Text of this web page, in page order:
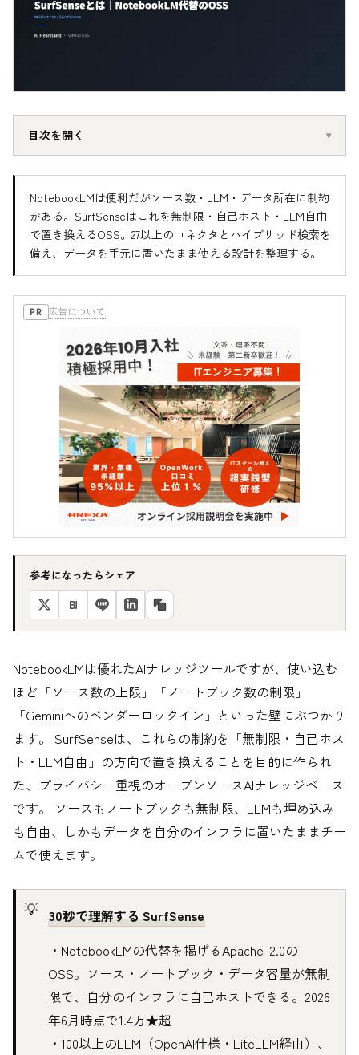
目次を開く
NotebookLMは便利だがソース数・LLM・データ所在に制約
がある。SurfSenseはこれを無制限・自己ホスト・LLM自由
で置き換えるOSS。27以上のコネクタとハイブリッド検索を
備え、データを手元に置いたまま使える設計を整理する。
PR 広告について
参考になったらシェア
B!
NotebookLMは優れたAIナレッジツールですが、使い込む
ほど「ソース数の上限」「ノートブック数の制限」
「Geminiへのベンダーロックイン」といった壁にぶつかり
ます。 SurfSenseは、これらの制約を「無制限・自己ホス
ト・LLM自由」の方向で置き換えることを目的に作られ
た、プライバシー重視のオープンソースAIナレッジベース
です。 ソースもノートブックも無制限、LLMも埋め込み
も自由、しかもデータを自分のインフラに置いたままチー
ムで使えます。
30秒で理解する SurfSense
・NotebookLMの代替を掲げるApache-2.0の
OSS。ソース・ノートブック・データ容量が無制
限で、自分のインフラに自己ホストできる。2026
年6月時点で1.4万★超
・100以上のLLM（OpenAI仕様・LiteLLM経由）、